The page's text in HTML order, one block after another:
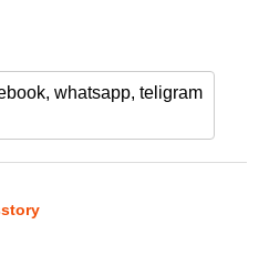
n
er
whatsapp, teligram